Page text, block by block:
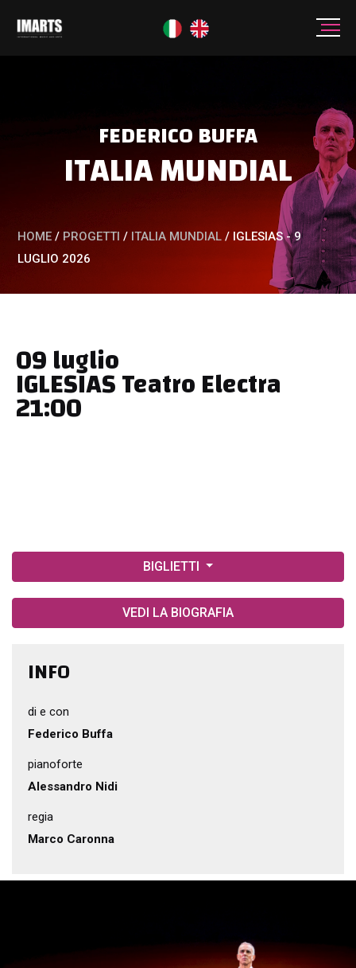
FEDERICO BUFFA
ITALIA MUNDIAL
HOME / PROGETTI / ITALIA MUNDIAL / IGLESIAS - 9
LUGLIO 2026
09 luglio
IGLESIAS Teatro Electra
21:00
BIGLIETTI
VEDI LA BIOGRAFIA
INFO
di e con
Federico Buffa
pianoforte
Alessandro Nidi
regia
Marco Caronna